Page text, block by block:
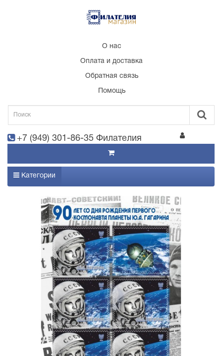
О нас
Оплата и доставка
Обратная связь
Помощь
+7 (949) 301-86-35 Филателия
Категории